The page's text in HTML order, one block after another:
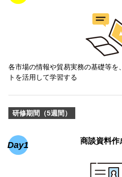
各市場の情報や貿易実務の基礎等を
トを活用して学習する
研修期間（5週間）
Day1 商談資料作